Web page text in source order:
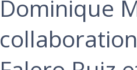
Dominique